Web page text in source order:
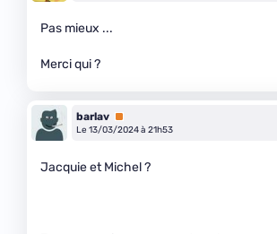
Pas mieux ...
Merci qui ?
barlav Premium
Le 13/03/2024 à 21h53
Jacquie et Michel ?